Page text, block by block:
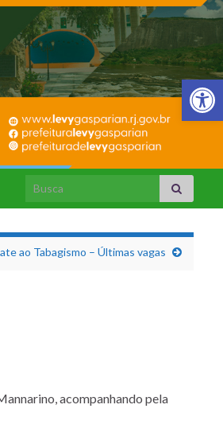
Barra de
Search for:
ao Tabagismo – Últimas vagas
acompanhando pela